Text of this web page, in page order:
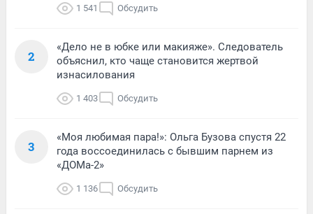
1 541 Обсудить
2
«Дело не в юбке или макияже». Следователь
объяснил, кто чаще становится жертвой
изнасилования
1 403 Обсудить
3
«Моя любимая пара!»: Ольга Бузова спустя 22
года воссоединилась с бывшим парнем из
«ДОМа-2»
1 136 Обсудить